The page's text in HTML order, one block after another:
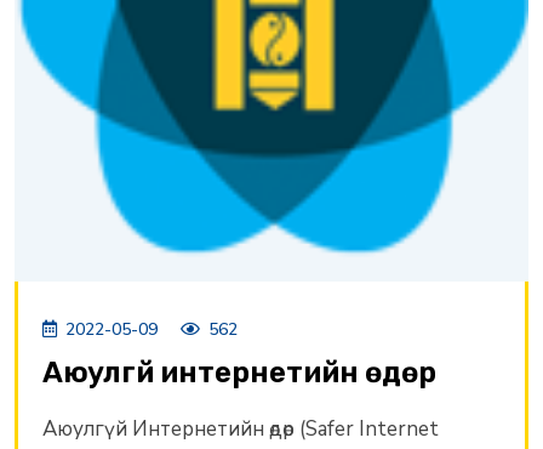
2022-05-09 562
Аюулгүй интернетийн өдөр
Аюулгүй Интернетийн өдөр (Safer Internet